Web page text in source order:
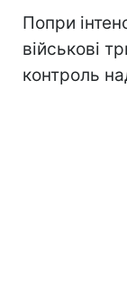
Попри
військові
контроль